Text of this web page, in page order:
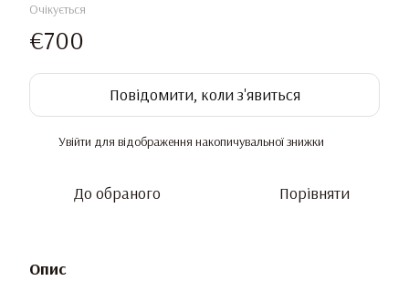
Очікується
€700
Повідомити, коли з'явиться
Увійти для відображення накопичувальної знижки
До обраного Порівняти
Опис